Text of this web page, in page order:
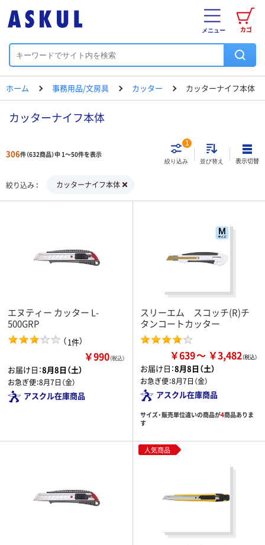
カゴ
メニュー
ホーム 事務用品/文房具 カッター カッターナイフ本体
カッターナイフ本体
306件（632商品）中 1～50件を表示
絞り込み
1
並び替え 表示切替
絞り込み カッターナイフ本体
エヌティー カッター L-
500GRP
（1件）
￥990（税込）
お届け日：8月8日（土）
お急ぎ便：8月7日（金）
アスクル在庫商品
スリーエム スコッチ(R)チ
タンコートカッター
￥639 ￥3,482
お届け日：8月8日（土）
お急ぎ便：8月7日（金）
アスクル在庫商品
サイズ・販売単位違いの商品が4商品ありま
す
人気商品